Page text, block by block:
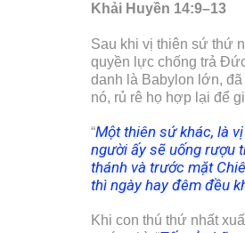
Khải Huyền 14:9–13
Sau khi vị thiên sứ thứ
quyền lực chống trả
danh là Babylon lớn,
nó, rủ rê họ hợp lại để
“Một thiên sứ khác, là
người ấy sẽ uống rượu
thánh và trước mặt
thì ngày hay đêm đều
Khi con thú thứ nhất